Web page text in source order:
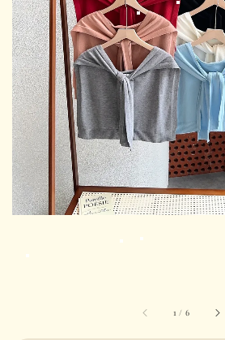
1 / 6